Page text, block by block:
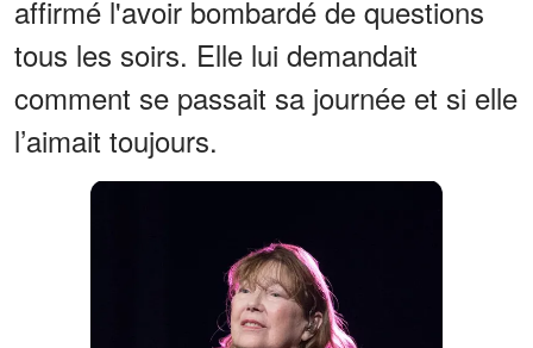
affirmé l'avoir bombardé de questions
tous les soirs. Elle lui demandait
comment se passait sa journée et si elle
l’aimait toujours.